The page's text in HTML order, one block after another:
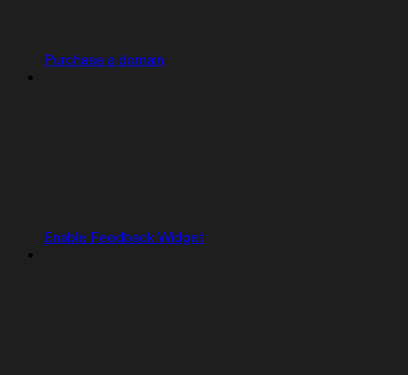
Purchase a domain
Enable Feedback Widget